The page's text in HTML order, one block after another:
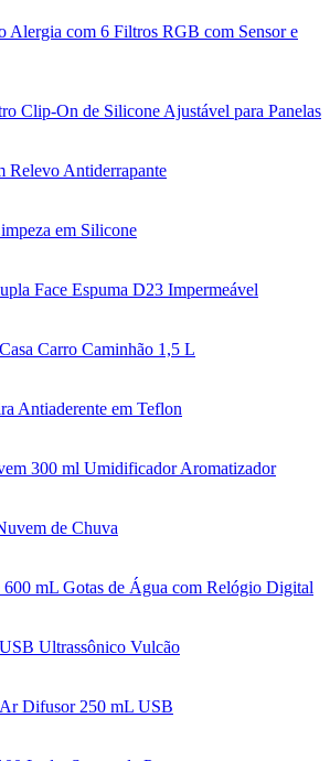
com 6 Filtros RGB com Sensor e
Clip-On de Silicone Ajustável para Panelas
Relevo Antiderrapante
em Silicone
Face Espuma D23 Impermeável
Carro Caminhão 1,5 L
Antiaderente em Teflon
300 ml Umidificador Aromatizador
de Chuva
mL Gotas de Água com Relógio Digital
Ultrassônico Vulcão
Difusor 250 mL USB